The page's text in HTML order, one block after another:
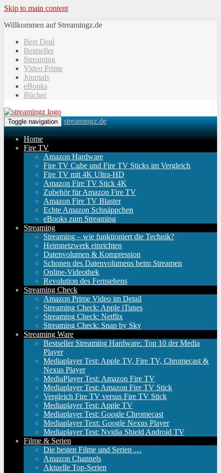
Skip to main content
Willkommen auf Streamingz.de
Best Deal
Bestseller
Streaming
Video Prime
Journals
eBooks
Bücher
Toggle navigation streamingz.de
Home
Fire TV
Amazon Hardware
Fire TV Cube und Fire TV Sticks im Vergleich
Fire TV mit 4K Ultra-HD
Amazon Fire TV Stick 4K
Zubehör für Amazon Fire TV
Amazon Fire TV Blaster
Echte Amazon Schnäppchen
eBooks zum Streaming
Streaming
Streaming – wie funktioniert die Technik?
Heimnetzwerk einrichten
Datenvolumen & Kompression
Schonen des Datenvolumens beim Streamen
Online-Videothek
Revolution des Fernsehens
Streaming Check
Amazon Prime Video im Detail
Streaming Check: Apple iTunes
Streaming Check: Netflix
Streaming Check: Snap by Sky
Streaming Ware
Bestseller Streaming Hardware: Top 10 der Media
Player
Mediaplayer Test: Apple TV, Fire TV, Chromecast &
Nexus Player
MediaPlayer Test: Amazon Fire TV
Mediaplayer Test: Amazon Fire TV Stick
Vergleich Fire TV versus Fire TV Stick
Mediaplayer Test: Apple TV
Mediaplayer Test: Google Chromecast
Mediaplayer Text: Google Nexus Player
Mediaplayer Test: Nvidia Shield Android TV
Filme & Serien
Die besten Filme und Serien …
Amazon Channels
Aktuelle Top-Serien